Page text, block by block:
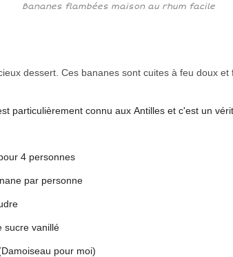
Bananes flambées maison au rhum facile
dessert. Ces bananes sont cuites à feu doux et
particulièrement connu aux Antilles et c'est un
4 personnes
par personne
sucre vanillé
pour moi)